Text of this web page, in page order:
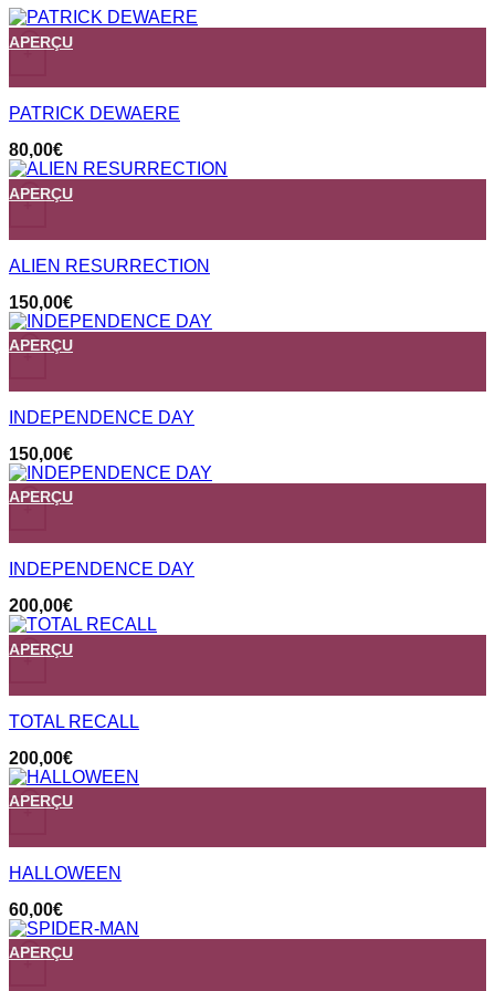
+
APERÇU
PATRICK DEWAERE
80,00€
+
APERÇU
ALIEN RESURRECTION
150,00€
+
APERÇU
INDEPENDENCE DAY
150,00€
+
APERÇU
INDEPENDENCE DAY
200,00€
+
APERÇU
TOTAL RECALL
200,00€
+
APERÇU
HALLOWEEN
60,00€
+
APERÇU